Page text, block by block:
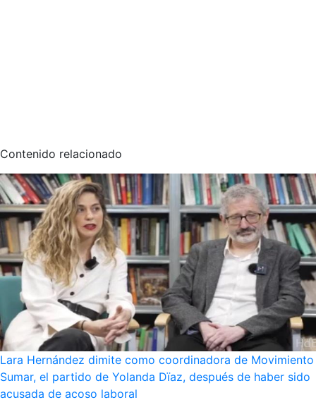
Contenido relacionado
Lara Hernández dimite como coordinadora de Movimiento
Sumar, el partido de Yolanda Dïaz, después de haber sido
acusada de acoso laboral